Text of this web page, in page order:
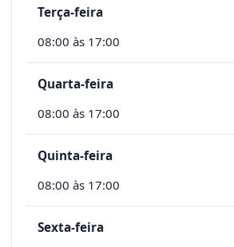
Terça-feira
08:00 às 17:00
Quarta-feira
08:00 às 17:00
Quinta-feira
08:00 às 17:00
Sexta-feira